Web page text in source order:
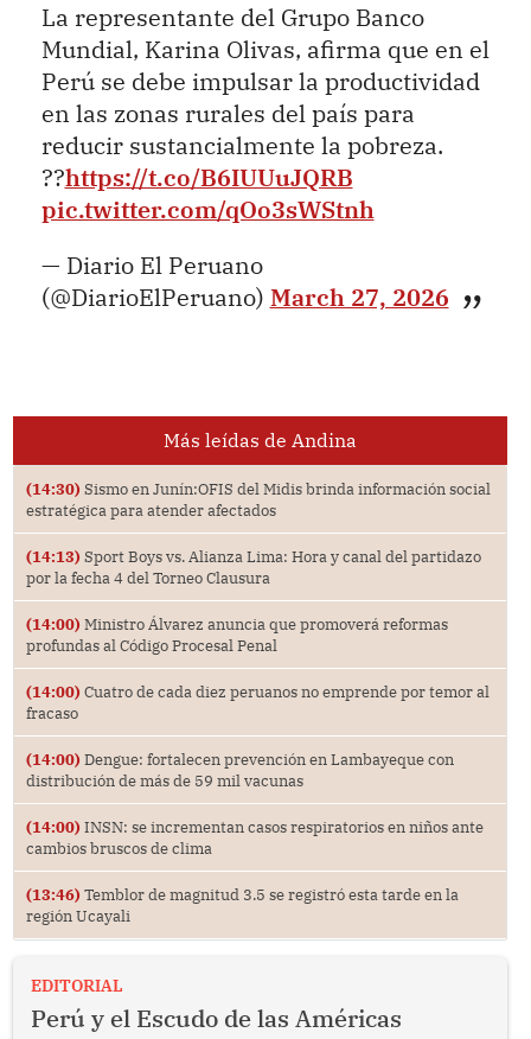
La representante del Grupo Banco
Mundial, Karina Olivas, afirma que en el
Perú se debe impulsar la productividad
en las zonas rurales del país para
reducir sustancialmente la pobreza.
??https://t.co/B6IUUuJQRB
pic.twitter.com/qOo3sWStnh
— Diario El Peruano
(@DiarioElPeruano) March 27, 2026
Más leídas de Andina
(14:30) Sismo en Junín:OFIS del Midis brinda información social
estratégica para atender afectados
(14:13) Sport Boys vs. Alianza Lima: Hora y canal del partidazo
por la fecha 4 del Torneo Clausura
(14:00) Ministro Álvarez anuncia que promoverá reformas
profundas al Código Procesal Penal
(14:00) Cuatro de cada diez peruanos no emprende por temor al
fracaso
(14:00) Dengue: fortalecen prevención en Lambayeque con
distribución de más de 59 mil vacunas
(14:00) INSN: se incrementan casos respiratorios en niños ante
cambios bruscos de clima
(13:46) Temblor de magnitud 3.5 se registró esta tarde en la
región Ucayali
EDITORIAL
Perú y el Escudo de las Américas